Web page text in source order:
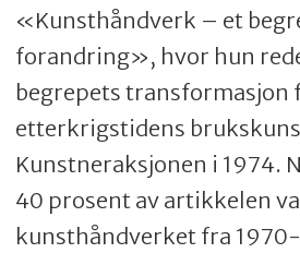
«Kunsthåndverk – et
forandring», hvor hun
begrepets transformasjon
etterkrigstidens
Kunstneraksjonen i 1974.
40 prosent av artikkelen
kunsthåndverket fra